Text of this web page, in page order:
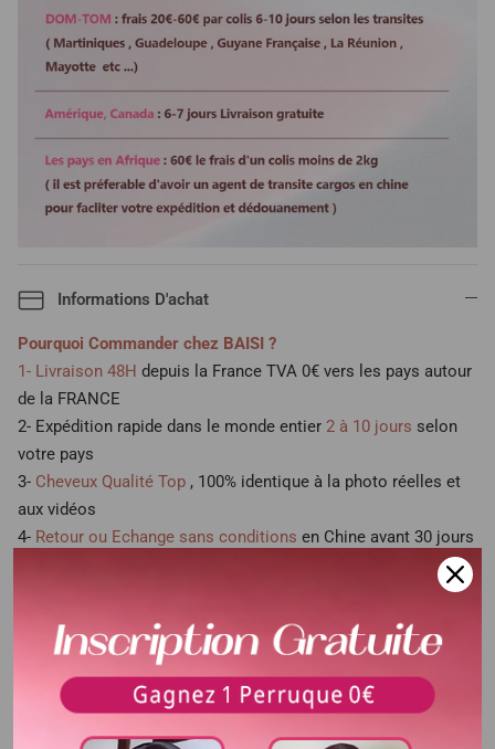
Informations D'achat
Pourquoi Commander chez BAISI ?
1- Livraison 48H depuis la France TVA 0€ vers les pays autour
de la FRANCE
2- Expédition rapide dans le monde entier 2 à 10 jours selon
votre pays
3- Cheveux Qualité Top , 100% identique à la photo réelles et
aux vidéos
4- Retour ou Echange sans conditions en Chine avant 30 jours
NB : Pour les perruques pas disponible en FRANCE , frais de
douane 10€ à 20€
selon le poids de votre colis et le tarifs de chaque pays